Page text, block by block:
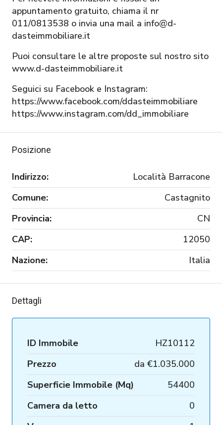
appuntamento gratuito, chiama il nr
011/0813538 o invia una mail a info@d-
dasteimmobiliare.it
Puoi consultare le altre proposte sul nostro sito
www.d-dasteimmobiliare.it
Seguici su Facebook e Instagram:
https://www.facebook.com/ddasteimmobiliare
https://www.instagram.com/dd_immobiliare
Posizione
Indirizzo:
Località Barracone
Comune:
Castagnito
Provincia:
CN
CAP:
12050
Nazione:
Italia
Dettagli
ID Immobile
HZ10112
Prezzo
da €1.035.000
Superficie Immobile (Mq)
54400
Camera da letto
0